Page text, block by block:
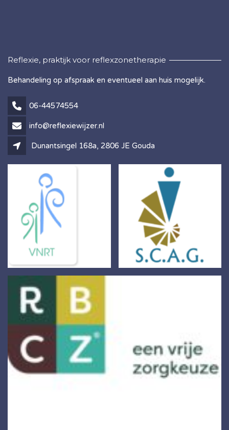
Reflexie, praktijk voor reflexzonetherapie
Behandeling op afspraak en eventueel aan huis mogelijk.
06-44574554
info@reflexiewijzer.nl
Dunantsingel 168a, 2806 JE Gouda